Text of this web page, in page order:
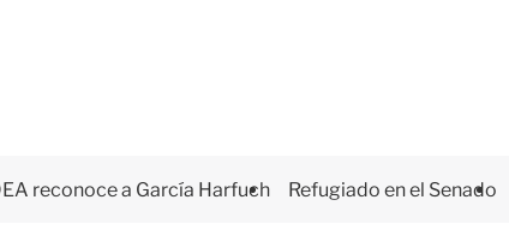
reconoce a García Harfuch Refugiado en el Senado